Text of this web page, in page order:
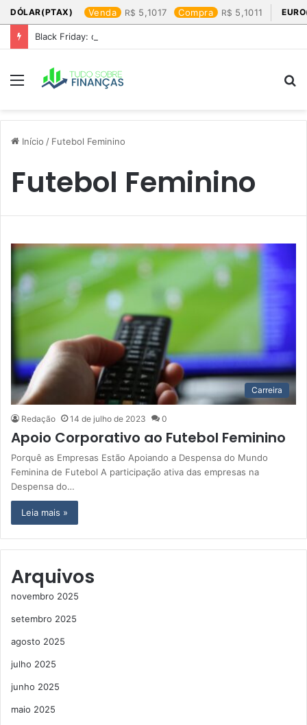
DÓLAR(PTAX) Venda 5,1017 Compra 5,1011
Black Friday: os produtos que mais valem a pena
Menu
Início / Futebol Feminino
Futebol Feminino
Carreira
Redação 14 de julho de 2023 0
Apoio Corporativo ao Futebol Feminino
Porquê as Empresas Estão Apoiando a Despensa do Mundo
Feminina de Futebol A participação ativa das empresas na
Despensa do…
Leia mais »
Arquivos
novembro 2025
setembro 2025
agosto 2025
julho 2025
junho 2025
maio 2025